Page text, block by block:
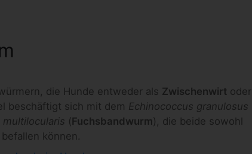
die Hunde entweder als Zwischenwirt oder
beschäftigt sich mit dem Echinococcus granulosus
multilocularis ( Fuchsbandwurm ), die beide sowohl
können.